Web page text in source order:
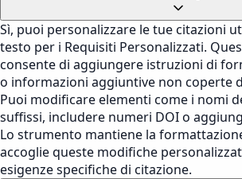
Sì, puoi personalizzare le tue citazioni
testo per i Requisiti Personalizzati.
consente di aggiungere istruzioni di
o informazioni aggiuntive non coperte
Puoi modificare elementi come i nomi
suffissi, includere numeri DOI o
Lo strumento mantiene la
accoglie queste modifiche
esigenze specifiche di citazione.